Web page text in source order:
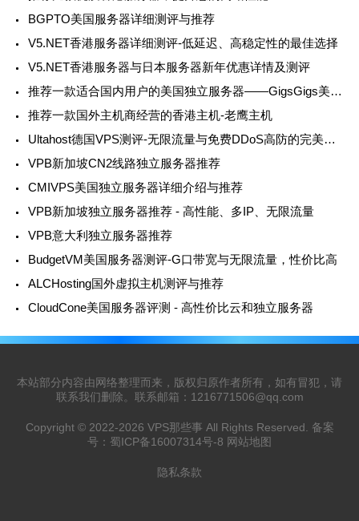
BGPTO美国服务器详细测评与推荐
V5.NET香港服务器详细测评-低延迟、高稳定性的最佳选择
V5.NET香港服务器与日本服务器新年优惠详情及测评
推荐一款适合国内用户的美国独立服务器——GigsGigs美国裸金属服务器
推荐一款国外主机商经营的香港主机-老鹰主机
Ultahost德国VPS测评-无限流量与免费DDoS高防的完美结合
VPB新加坡CN2线路独立服务器推荐
CMIVPS美国独立服务器详细介绍与推荐
VPB新加坡独立服务器推荐 - 高性能、多IP、无限流量
VPB意大利独立服务器推荐
BudgetVM美国服务器测评-G口带宽与无限流量，性价比高
ALCHosting国外虚拟主机测评与推荐
CloudCone美国服务器评测 - 高性价比云和独立服务器
本站部分内容由网络整理而来，版权归原作者所有，如有冒犯，请
联系我们删除。联系邮箱： 1216771506@qq.com
Copyright © 2022-2026 VPS那些事 All Rights Reserved. 备案
号： 蜀ICP备16007314号-8 网站地图
隐私条款